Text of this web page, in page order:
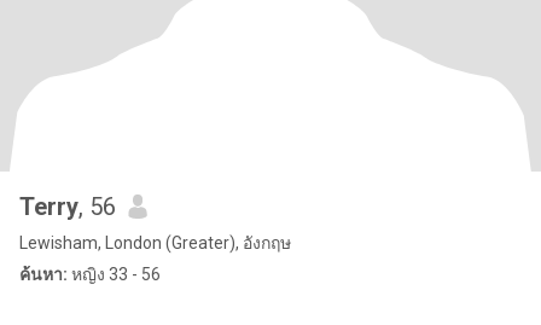
Terry, 56
Lewisham, London (Greater), อังกฤษ
ค้นหา: หญิง 33 - 56